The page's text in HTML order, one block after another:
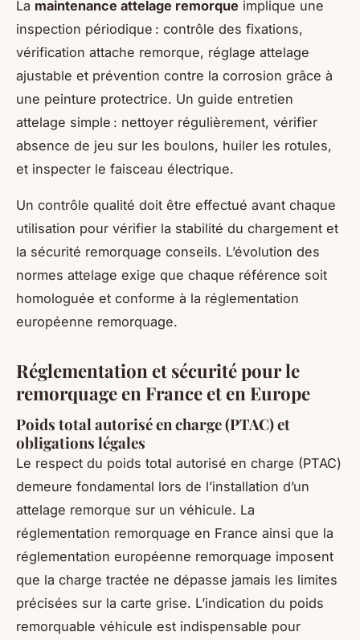
La maintenance attelage remorque implique une
inspection périodique : contrôle des fixations,
vérification attache remorque, réglage attelage
ajustable et prévention contre la corrosion grâce à
une peinture protectrice. Un guide entretien
attelage simple : nettoyer régulièrement, vérifier
absence de jeu sur les boulons, huiler les rotules,
et inspecter le faisceau électrique.
Un contrôle qualité doit être effectué avant chaque
utilisation pour vérifier la stabilité du chargement et
la sécurité remorquage conseils. L’évolution des
normes attelage exige que chaque référence soit
homologuée et conforme à la réglementation
européenne remorquage.
Réglementation et sécurité pour le
remorquage en France et en Europe
Poids total autorisé en charge (PTAC) et
obligations légales
Le respect du poids total autorisé en charge (PTAC)
demeure fondamental lors de l’installation d’un
attelage remorque sur un véhicule. La
réglementation remorquage en France ainsi que la
réglementation européenne remorquage imposent
que la charge tractée ne dépasse jamais les limites
précisées sur la carte grise. L’indication du poids
remorquable véhicule est indispensable pour